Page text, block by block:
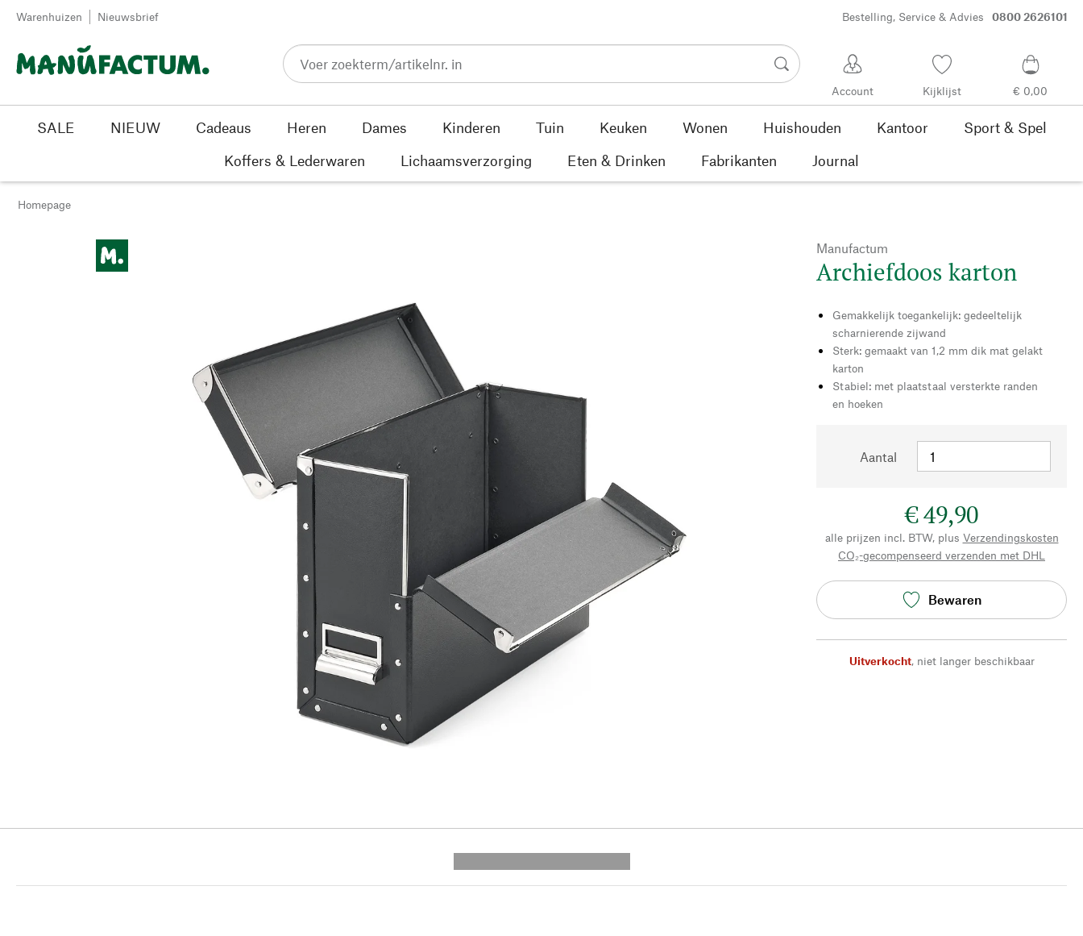
Passer au contenu
Warenhuizen Nieuwsbrief Bestelling, Service & Advies 0800 2626101
Account Kijklijst € 0,00
SALE NIEUW Cadeaus Heren Dames Kinderen Tuin Keuken Wonen Huishouden Kantoor
Sport & Spel
Koffers & Lederwaren
Lichaamsverzorging Eten & Drinken Fabrikanten Journal
Homepage
Manufactum
Archiefdoos karton
Gemakkelijk toegankelijk: gedeeltelijk
scharnierende zijwand
Sterk: gemaakt van 1,2 mm dik mat gelakt
karton
Stabiel: met plaatstaal versterkte randen
en hoeken
Aantal
€ 49,90
alle prijzen incl. BTW, plus Verzendingskosten
CO₂-gecompenseerd verzenden met DHL
Bewaren
Uitverkocht, niet langer beschikbaar